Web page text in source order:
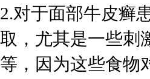
2.对于面部牛皮癣
取，尤其是一些刺
等，因为这些食物